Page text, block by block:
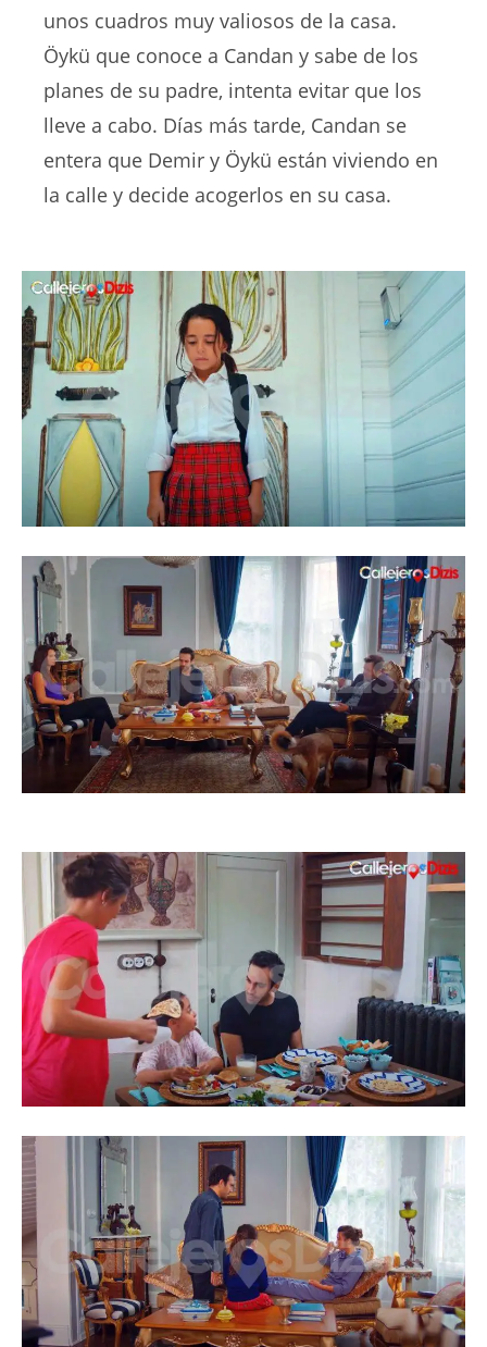
unos cuadros muy valiosos de la casa.
Öykü que conoce a Candan y sabe de los
planes de su padre, intenta evitar que los
lleve a cabo. Días más tarde, Candan se
entera que Demir y Öykü están viviendo en
la calle y decide acogerlos en su casa.